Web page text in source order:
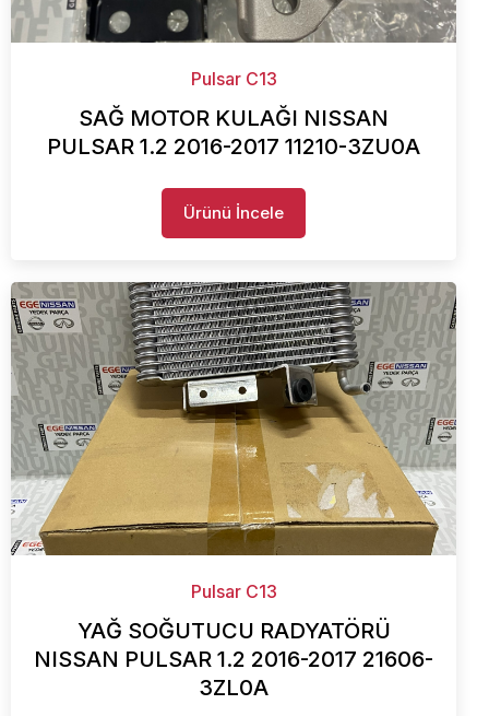
Pulsar C13
SAĞ MOTOR KULAĞI NISSAN
PULSAR 1.2 2016-2017 11210-3ZU0A
Ürünü İncele
Pulsar C13
YAĞ SOĞUTUCU RADYATÖRÜ
NISSAN PULSAR 1.2 2016-2017 21606-
3ZL0A